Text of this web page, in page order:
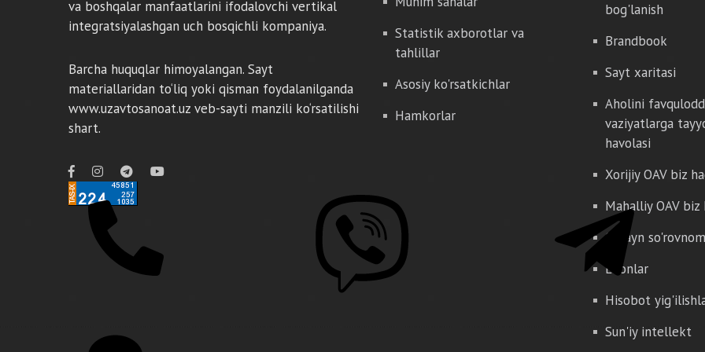
va boshqalar manfaatlarini ifodalovchi vertikal
integratsiyalashgan uch bosqichli kompaniya.
Barcha huquqlar himoyalangan. Sayt
materiallaridan to‘liq yoki qisman foydalanilganda
www.uzavtosanoat.uz veb-sayti manzili ko‘rsatilishi
shart.
Statistik axborotlar va
tahlillar
Asosiy ko'rsatkichlar
Hamkorlar
bog'lanish
Brandbook
Sayt xaritasi
Aholini
vaziyatlarga
havolasi
Xorijiy OAV biz
Mahalliy OAV biz
Onlayn
E'lonlar
Hisobot
Sun'iy intellekt